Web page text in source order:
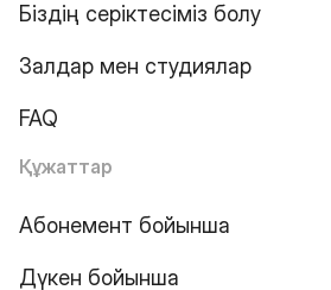
Біздің серіктесіміз болу
Залдар мен студиялар
FAQ
Құжаттар
Абонемент бойынша
Дүкен бойынша